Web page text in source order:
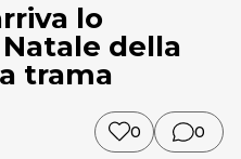
lo
della
trama
0 0